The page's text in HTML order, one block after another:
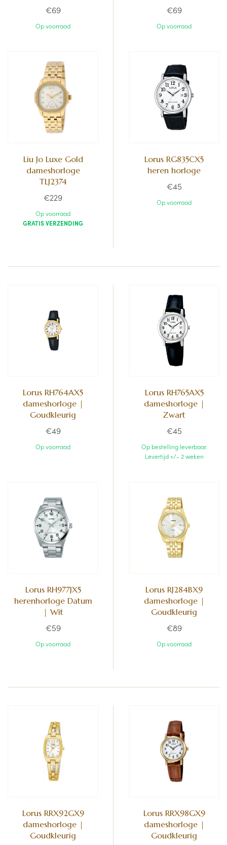
€69
Op voorraad
€69
Op voorraad
Liu Jo Luxe Gold
dameshorloge
TLJ2374
€229
Op voorraad
GRATIS VERZENDING
Lorus RG835CX5
heren horloge
€45
Op voorraad
Lorus RH764AX5
dameshorloge |
Goudkleurig
€49
Op voorraad
Lorus RH765AX5
dameshorloge |
Zwart
€45
Op bestelling leverbaar.
Levertijd +/- 2 weken
Lorus RH977JX5
herenhorloge Datum
| Wit
€59
Op voorraad
Lorus RJ284BX9
dameshorloge |
Goudkleurig
€89
Op voorraad
Lorus RRX92GX9
dameshorloge |
Goudkleurig
Lorus RRX98GX9
dameshorloge |
Goudkleurig